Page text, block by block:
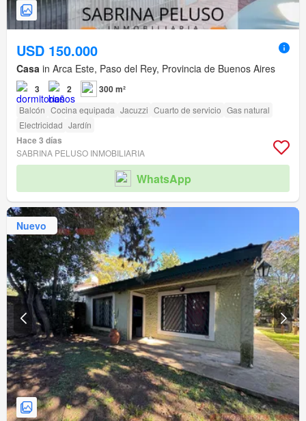
USD 150.000
Casa in Arca Este, Paso del Rey, Provincia de Buenos Aires
3 2 300 m²
Balcón Cocina equipada Jacuzzi Cuarto de servicio Gas natural
Electricidad Jardín
Hace 3 días
SABRINA PELUSO INMOBILIARIA
WhatsApp
Nuevo